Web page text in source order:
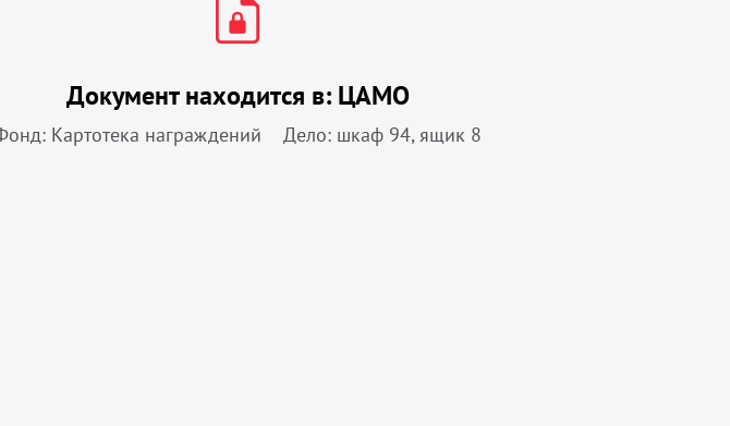
Документ находится в: ЦАМО
Картотека награждений Дело: шкаф 94, ящик 8